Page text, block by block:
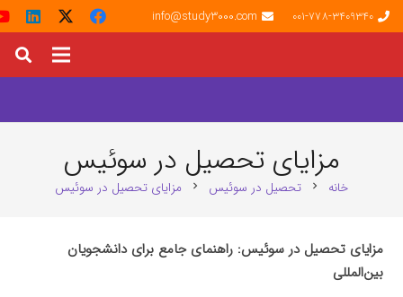
001-778-3409340
info@study3000.com
مزایای تحصیل در سوئیس
خانه chevron_right تحصیل در سوئیس chevron_right مزایای تحصیل در سوئیس
مزایای تحصیل در سوئیس: راهنمای جامع برای دانشجویان
بین‌المللی